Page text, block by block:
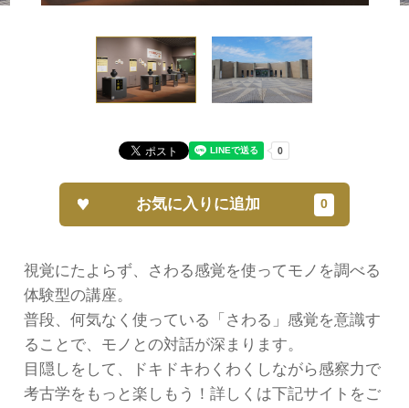
視覚にたよらず、さわる感覚を使ってモノを調べる
体験型の講座。
普段、何気なく使っている「さわる」感覚を意識す
ることで、モノとの対話が深まります。
目隠しをして、ドキドキわくわくしながら感察力で
考古学をもっと楽しもう！詳しくは下記サイトをご
お気に入りに追加